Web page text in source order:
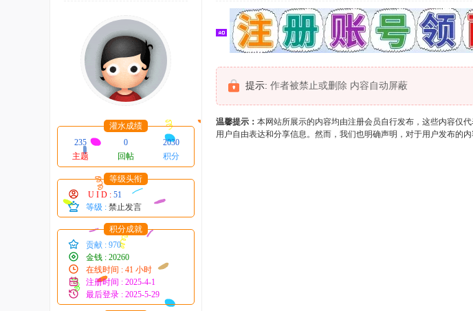
灌水成绩
235
0
2030
主题
回帖 积分
等级头衔
U I D : 51
等级 : 禁止发言
积分成就
贡献 : 970
金钱 : 20260
在线时间 : 41 小时
注册时间 : 2025-4-1
最后登录 : 2025-5-29
提示: 作者被禁止或删除 内容自动屏蔽
温馨提示： 本网站所展示的内容均由注册会员自行发布，这些内容仅
用户自由表达和分享信息。然而，我们也明确声明，对于用户发布的内